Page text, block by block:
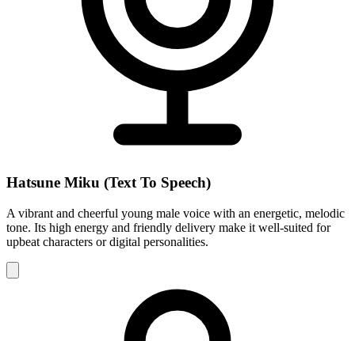
Hatsune Miku (Text To Speech)
A vibrant and cheerful young male voice with an energetic, melodic
tone. Its high energy and friendly delivery make it well-suited for
upbeat characters or digital personalities.